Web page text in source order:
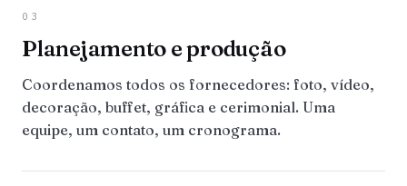
03
Planejamento e produção
Coordenamos todos os fornecedores: foto, vídeo,
decoração, buffet, gráfica e cerimonial. Uma
equipe, um contato, um cronograma.